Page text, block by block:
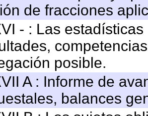
de fracciones
- : Las
posible.
A : Informe de
balances